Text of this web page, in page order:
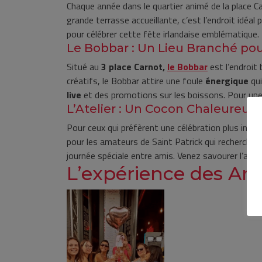
Chaque année dans le quartier animé de la place
grande terrasse accueillante, c’est l’endroit idéal
pour célébrer cette fête irlandaise emblématique.
Le Bobbar : Un Lieu Branché
Situé au 3 place Carnot, le Bobbar est l’endroit
créatifs, le Bobbar attire une foule énergique
live et des promotions sur les boissons. Pour
L’Atelier : Un Cocon Chaleureux
Pour ceux qui préfèrent une célébration plus intime,
pour les amateurs de Saint Patrick qui
journée spéciale entre amis. Venez savourer
L’expérience des